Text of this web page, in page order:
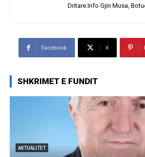
Dritare.Info Gjin Musa,
Facebook X
SHKRIMET E FUNDIT